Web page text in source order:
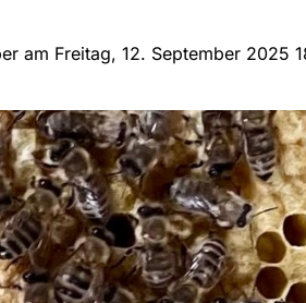
am Freitag, 12. September 2025